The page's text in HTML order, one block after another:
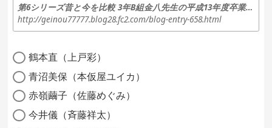
第6シリーズ昔と今を比較 3年B組金八先生の平成13年度卒業生は今!? - 芸能人プライベート画像…
http://geinou77777.blog28.fc2.com/blog-entry-658.html
鶴本直（上戸彩）
青沼美保（本仮屋ユイカ）
赤嶺繭子（佐藤めぐみ）
今井儀（斉藤祥太）